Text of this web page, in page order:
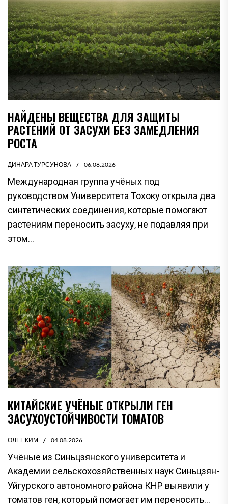
НАЙДЕНЫ ВЕЩЕСТВА ДЛЯ ЗАЩИТЫ
РАСТЕНИЙ ОТ ЗАСУХИ БЕЗ ЗАМЕДЛЕНИЯ
РОСТА
ДИНАРА ТУРСУНОВА 06.08.2026
Международная группа учёных под
руководством Университета Тохоку открыла два
синтетических соединения, которые помогают
растениям переносить засуху, не подавляя при
этом...
КИТАЙСКИЕ УЧЁНЫЕ ОТКРЫЛИ ГЕН
ЗАСУХОУСТОЙЧИВОСТИ ТОМАТОВ
ОЛЕГ КИМ 04.08.2026
Учёные из Синьцзянского университета и
Академии сельскохозяйственных наук Синьцзян-
Уйгурского автономного района КНР выявили у
томатов ген, который помогает им переносить...